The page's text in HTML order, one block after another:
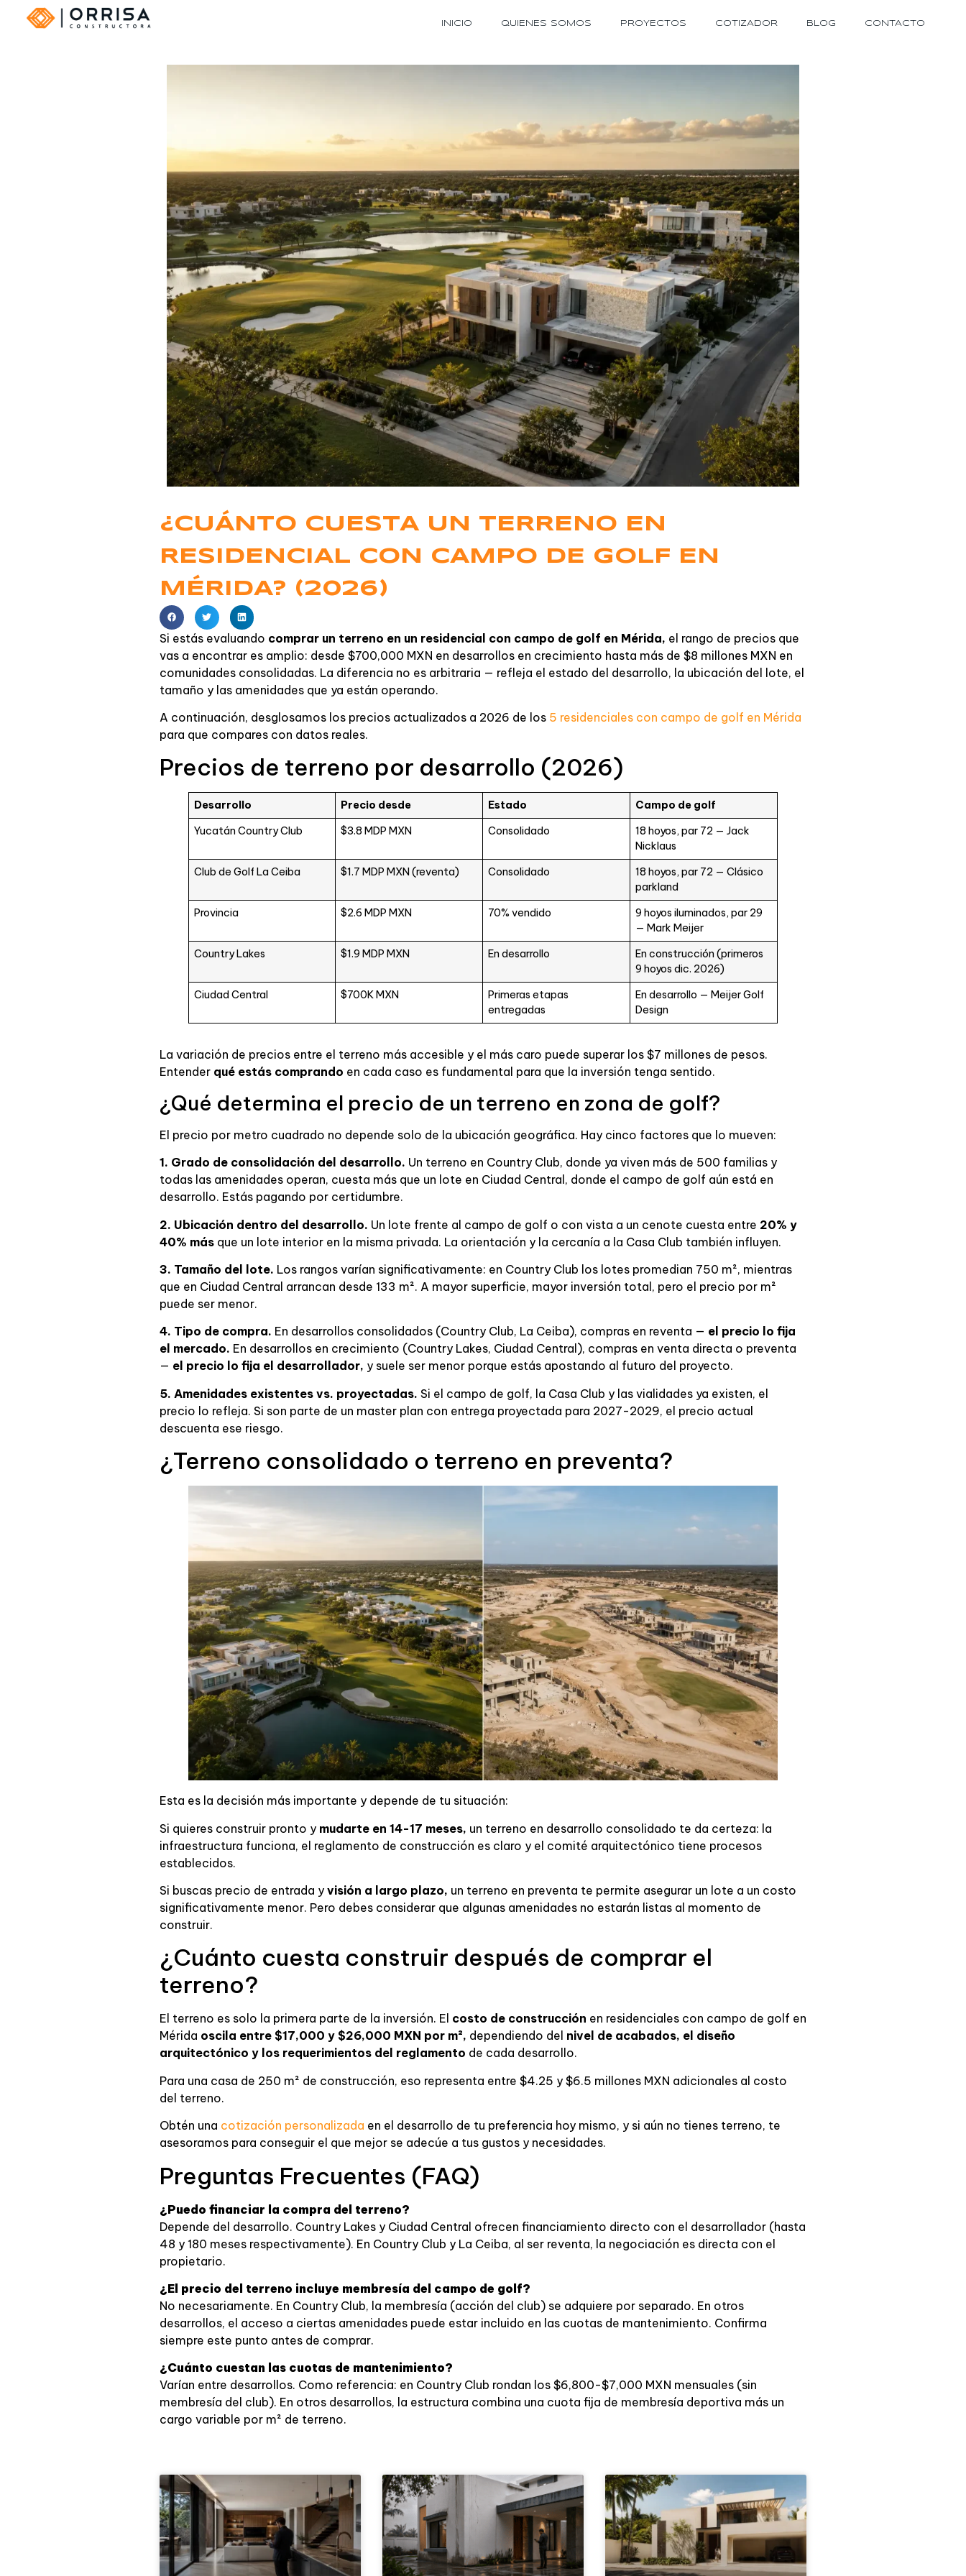
INICIO QUIENES SOMOS PROYECTOS COTIZADOR BLOG CONTACTO
¿CUÁNTO CUESTA UN TERRENO EN
RESIDENCIAL CON CAMPO DE GOLF EN
MÉRIDA? (2026)
Si estás evaluando comprar un terreno en un residencial con campo de golf en Mérida, el rango de precios que
vas a encontrar es amplio: desde $700,000 MXN en desarrollos en crecimiento hasta más de $8 millones MXN en
comunidades consolidadas. La diferencia no es arbitraria — refleja el estado del desarrollo, la ubicación del lote, el
tamaño y las amenidades que ya están operando.
A continuación, desglosamos los precios actualizados a 2026 de los 5 residenciales con campo de golf en Mérida
para que compares con datos reales.
Precios de terreno por desarrollo (2026)
Desarrollo Precio desde Estado
Campo de golf
Yucatán Country Club
$3.8 MDP MXN Consolidado
18 hoyos, par 72 — Jack
Nicklaus
Club de Golf La Ceiba
$1.7 MDP MXN (reventa) Consolidado
18 hoyos, par 72 — Clásico
parkland
Provincia
$2.6 MDP MXN 70% vendido
9 hoyos iluminados, par 29
— Mark Meijer
Country Lakes
$1.9 MDP MXN En desarrollo
En construcción (primeros
9 hoyos dic. 2026)
Ciudad Central
$700K MXN
Primeras etapas
entregadas
En desarrollo — Meijer Golf
Design
La variación de precios entre el terreno más accesible y el más caro puede superar los $7 millones de pesos.
Entender qué estás comprando en cada caso es fundamental para que la inversión tenga sentido.
¿Qué determina el precio de un terreno en zona de golf?
El precio por metro cuadrado no depende solo de la ubicación geográfica. Hay cinco factores que lo mueven:
1. Grado de consolidación del desarrollo. Un terreno en Country Club, donde ya viven más de 500 familias y
todas las amenidades operan, cuesta más que un lote en Ciudad Central, donde el campo de golf aún está en
desarrollo. Estás pagando por certidumbre.
2. Ubicación dentro del desarrollo. Un lote frente al campo de golf o con vista a un cenote cuesta entre 20% y
40% más que un lote interior en la misma privada. La orientación y la cercanía a la Casa Club también influyen.
3. Tamaño del lote. Los rangos varían significativamente: en Country Club los lotes promedian 750 m², mientras
que en Ciudad Central arrancan desde 133 m². A mayor superficie, mayor inversión total, pero el precio por m²
puede ser menor.
4. Tipo de compra. En desarrollos consolidados (Country Club, La Ceiba), compras en reventa — el precio lo fija
el mercado. En desarrollos en crecimiento (Country Lakes, Ciudad Central), compras en venta directa o preventa
— el precio lo fija el desarrollador, y suele ser menor porque estás apostando al futuro del proyecto.
5. Amenidades existentes vs. proyectadas. Si el campo de golf, la Casa Club y las vialidades ya existen, el
precio lo refleja. Si son parte de un master plan con entrega proyectada para 2027-2029, el precio actual
descuenta ese riesgo.
¿Terreno consolidado o terreno en preventa?
Esta es la decisión más importante y depende de tu situación:
Si quieres construir pronto y mudarte en 14-17 meses, un terreno en desarrollo consolidado te da certeza: la
infraestructura funciona, el reglamento de construcción es claro y el comité arquitectónico tiene procesos
establecidos.
Si buscas precio de entrada y visión a largo plazo, un terreno en preventa te permite asegurar un lote a un costo
significativamente menor. Pero debes considerar que algunas amenidades no estarán listas al momento de
construir.
¿Cuánto cuesta construir después de comprar el
terreno?
El terreno es solo la primera parte de la inversión. El costo de construcción en residenciales con campo de golf en
Mérida oscila entre $17,000 y $26,000 MXN por m², dependiendo del nivel de acabados, el diseño
arquitectónico y los requerimientos del reglamento de cada desarrollo.
Para una casa de 250 m² de construcción, eso representa entre $4.25 y $6.5 millones MXN adicionales al costo
del terreno.
Obtén una cotización personalizada en el desarrollo de tu preferencia hoy mismo, y si aún no tienes terreno, te
asesoramos para conseguir el que mejor se adecúe a tus gustos y necesidades.
Preguntas Frecuentes (FAQ)
¿Puedo financiar la compra del terreno?
Depende del desarrollo. Country Lakes y Ciudad Central ofrecen financiamiento directo con el desarrollador (hasta
48 y 180 meses respectivamente). En Country Club y La Ceiba, al ser reventa, la negociación es directa con el
propietario.
¿El precio del terreno incluye membresía del campo de golf?
No necesariamente. En Country Club, la membresía (acción del club) se adquiere por separado. En otros
desarrollos, el acceso a ciertas amenidades puede estar incluido en las cuotas de mantenimiento. Confirma
siempre este punto antes de comprar.
¿Cuánto cuestan las cuotas de mantenimiento?
Varían entre desarrollos. Como referencia: en Country Club rondan los $6,800-$7,000 MXN mensuales (sin
membresía del club). En otros desarrollos, la estructura combina una cuota fija de membresía deportiva más un
cargo variable por m² de terreno.